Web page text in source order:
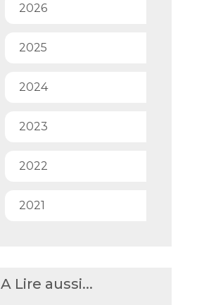
2026
2025
2024
2023
2022
2021
A Lire aussi...